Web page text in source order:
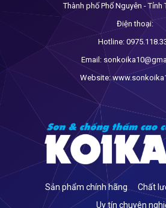
Thành phố Phổ Nguyên - Tỉnh
Điện thoại:
Hotline:
Email:
Website:
Sản phẩm chính hãng
Chất
Uy tín chuyên